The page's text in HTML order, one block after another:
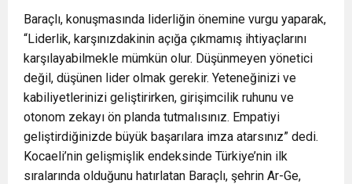
Baraçlı, konuşmasında liderliğin önemine vurgu yaparak,
“Liderlik, karşınızdakinin açığa çıkmamış ihtiyaçlarını
karşılayabilmekle mümkün olur. Düşünmeyen yönetici
değil, düşünen lider olmak gerekir. Yeteneğinizi ve
kabiliyetlerinizi geliştirirken, girişimcilik ruhunu ve
otonom zekayı ön planda tutmalısınız. Empatiyi
geliştirdiğinizde büyük başarılara imza atarsınız” dedi.
Kocaeli’nin gelişmişlik endeksinde Türkiye’nin ilk
sıralarında olduğunu hatırlatan Baraçlı, şehrin Ar-Ge,